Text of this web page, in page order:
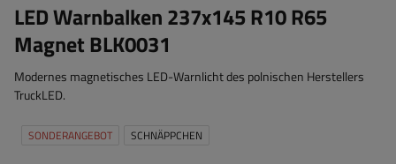
LED Warnbalken 237x145 R10 R65
Magnet BLK0031
Modernes magnetisches LED-Warnlicht des polnischen Herstellers
TruckLED.
SONDERANGEBOT SCHNÄPPCHEN